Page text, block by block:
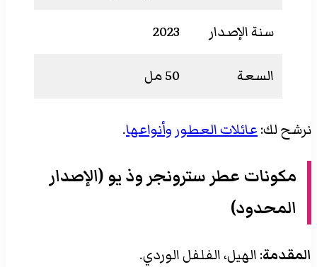
سنة الإصدار 2023
السعة 50 مل
نرشح لك:عائلات العطور وأنواعها.
مكونات عطر سترونجر وذ يو (الإصدار
المحدود)
المقدمة: الهيل، الفلفل الوردي.